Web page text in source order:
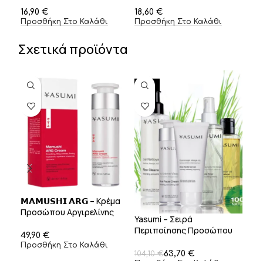
100ml€
Προσθήκη Στο Καλάθι
€
Προσθήκη Στο Καλάθι
Σχετικά προϊόντα
𝗠𝗔𝗠𝗨𝗦𝗛𝗜 𝗔𝗥𝗚 – Κρέμα
Προσώπου Αργιρελίνης
€
Προσθήκη Στο Καλάθι
-39%
Yasumi – Σειρά
Περιποίησης Προσώπου
104,10€63,70 €